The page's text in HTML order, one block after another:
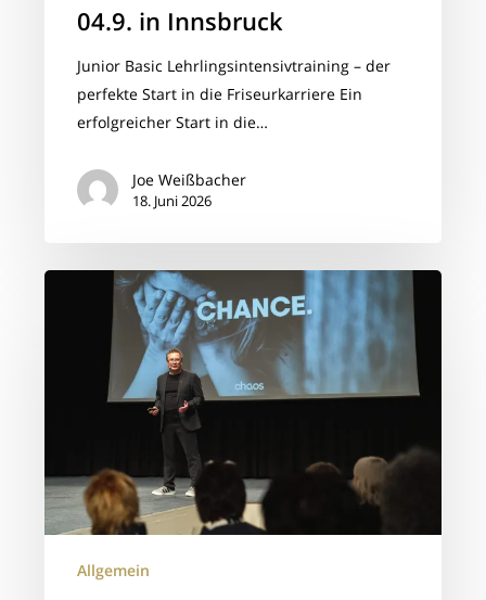
04.9. in Innsbruck
Junior Basic Lehrlingsintensivtraining – der
perfekte Start in die Friseurkarriere Ein
erfolgreicher Start in die…
Joe Weißbacher
18. Juni 2026
BusinessBoost
Impulsvortrag
Weissbacher
Allgemein